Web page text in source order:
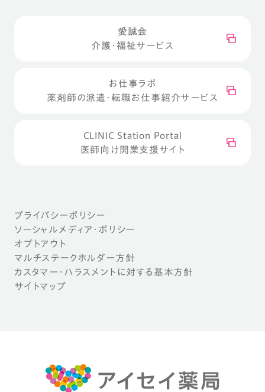
愛誠会
介護・福祉サービス
お仕事ラボ
薬剤師の派遣・転職お仕事紹介サービス
CLINIC Station Portal
医師向け開業支援サイト
プライバシーポリシー
ソーシャルメディア・ポリシー
オプトアウト
マルチステークホルダー方針
カスタマー・ハラスメントに対する基本方針
サイトマップ